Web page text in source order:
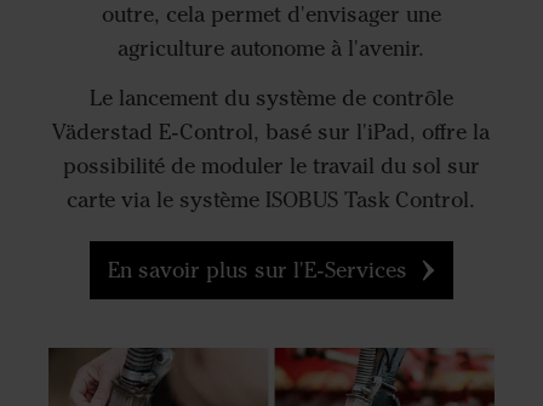
outre, cela permet d'envisager une
agriculture autonome à l'avenir.
Le lancement du système de contrôle
Väderstad E-Control, basé sur l'iPad, offre la
possibilité de moduler le travail du sol sur
carte via le système ISOBUS Task Control.
En savoir plus sur l'E-Services